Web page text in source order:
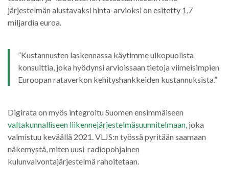
järjestelmän alustavaksi hinta-arvioksi on esitetty 1,7
miljardia euroa.
”Kustannusten laskennassa käytimme ulkopuolista
konsulttia, joka hyödynsi arvioissaan tietoja viimeisimpien
Euroopan rataverkon kehityshankkeiden kustannuksista.”
Digirata on myös integroitu Suomen ensimmäiseen
valtakunnalliseen liikennejärjestelmäsuunnitelmaan, joka
valmistuu keväällä 2021. VLJS:n työssä pyritään saamaan
näkemystä, miten uusi radiopohjainen
kulunvalvontajärjestelmä rahoitetaan.